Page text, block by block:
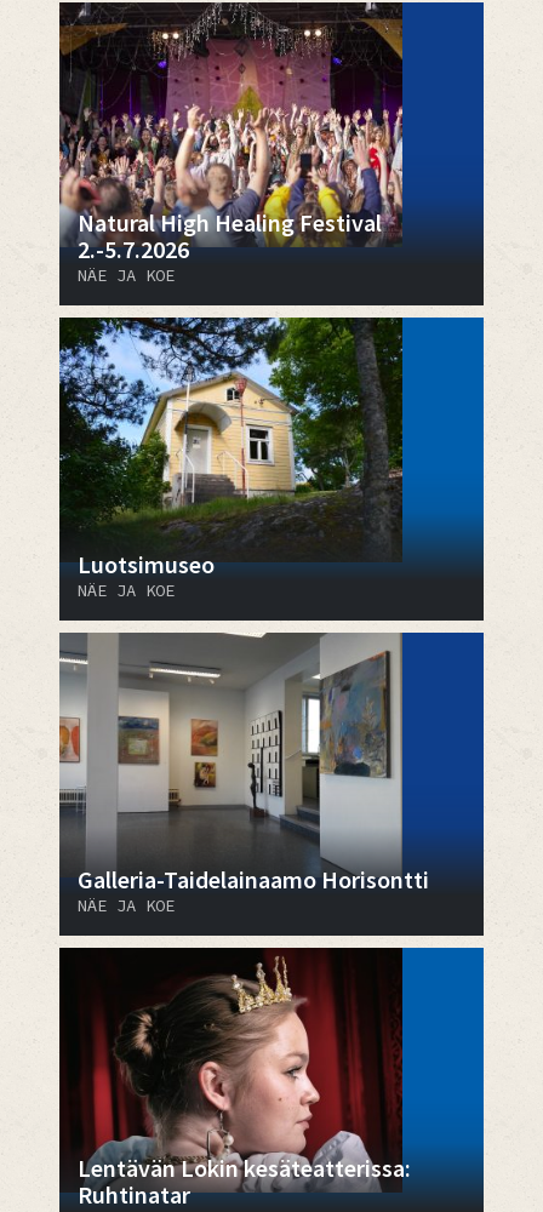
Natural High Healing Festival
2.-5.7.2026
NÄE JA KOE
Luotsimuseo
NÄE JA KOE
Galleria-Taidelainaamo Horisontti
NÄE JA KOE
Lentävän Lokin kesäteatterissa:
Ruhtinatar